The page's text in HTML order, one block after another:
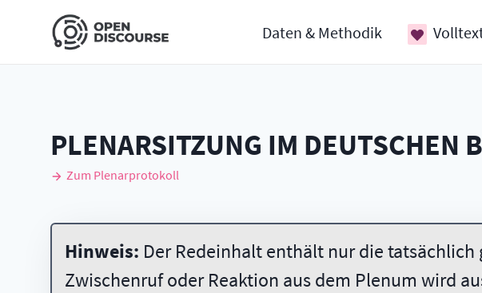
Daten & Methodik
PLENARSITZUNG IM DEUTSCHEN
Zum Plenarprotokoll
Hinweis: Der Redeinhalt enthält nur die
Zwischenruf oder Reaktion aus dem Plenum wird